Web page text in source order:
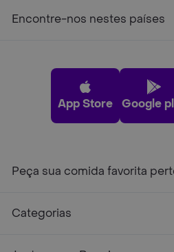
Encontre-nos nestes países
App Store Google
Peça sua comida favorita
Categorias